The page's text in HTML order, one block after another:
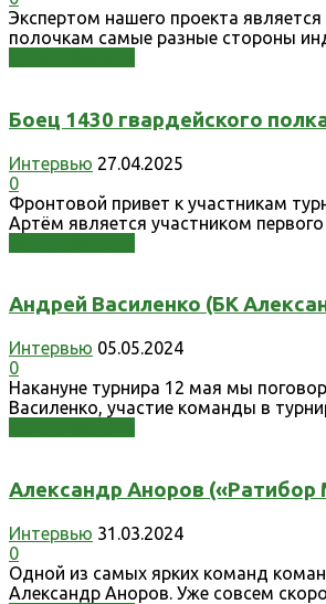
Экспертом нашего проекта
полочкам самые разные стороны
Боец 1430 гвардейского
Интервью 27.04.2025
0
Фронтовой привет к участникам
Артём является участником первого
Андрей Василенко (БК
Интервью 05.05.2024
0
Накануне турнира 12 мая мы
Василенко, участие команды в
Александр Аноров («Ратибор
Интервью 31.03.2024
0
Одной из самых ярких команд
Александр Аноров. Уже совсем